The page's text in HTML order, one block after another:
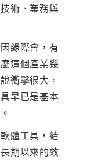
術、業務與
緣際會，有
這個產業幾
衝擊很大，
早已是基本
體工具，結
期以來的效